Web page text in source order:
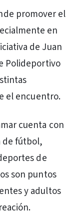
promover el
en
de Juan
Polideportivo
el encuentro.
cuenta con
de fútbol,
de
son puntos
y adultos